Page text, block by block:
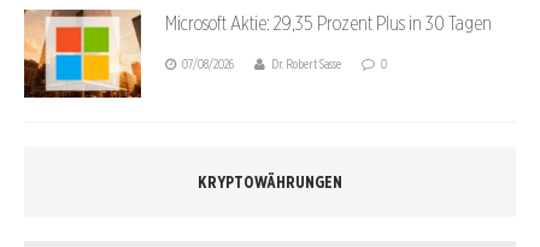
Microsoft Aktie: 29,35 Prozent Plus in 30 Tagen
07/08/2026 Dr. Robert Sasse 0
KRYPTOWÄHRUNGEN